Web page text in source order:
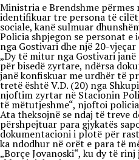
Ministria e Brendshme
identifikuar tre persona të
sociale, kanë sulmuar
Policia shpjegon se personat
nga Gostivari dhe një 20-vjeçar
„Dy të mitur nga Gostivari
për bisedë zyrtare, ndërsa
janë konfiskuar me urdhër të
tretë është V.D. (20) nga
njoftim zyrtar në Stacionin
të mëtutjeshme“, njoftoi
Ata theksojnë se ndaj të treve
përshpejtuar para gjykatës
dokumentacioni i plotë për
ka ndodhur në orët e para të
„Borçe Jovanoski“, ku dy të